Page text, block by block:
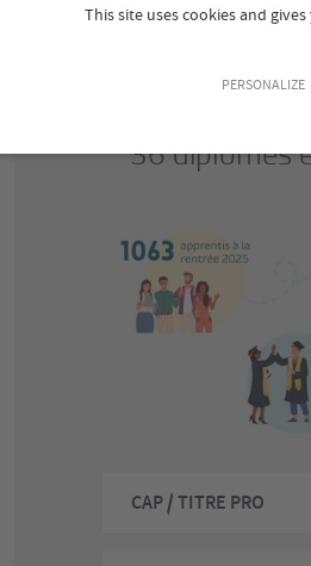
This site uses cookies and
PERSONALIZE
36 diplômes
CAP / TITRE PRO